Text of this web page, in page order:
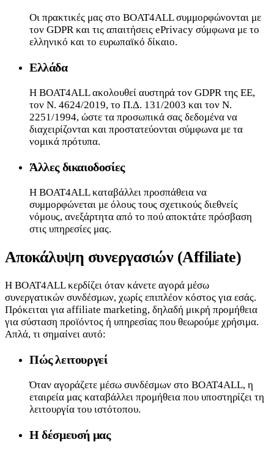
Οι πρακτικές μας στο BOAT4ALL συμμορφώνονται με
τον GDPR και τις απαιτήσεις ePrivacy σύμφωνα με το
ελληνικό και το ευρωπαϊκό δίκαιο.
Ελλάδα
Η BOAT4ALL ακολουθεί αυστηρά τον GDPR της ΕΕ,
τον Ν. 4624/2019, το Π.Δ. 131/2003 και τον Ν.
2251/1994, ώστε τα προσωπικά σας δεδομένα να
διαχειρίζονται και προστατεύονται σύμφωνα με τα
νομικά πρότυπα.
Άλλες δικαιοδοσίες
Η BOAT4ALL καταβάλλει προσπάθεια να
συμμορφώνεται με όλους τους σχετικούς διεθνείς
νόμους, ανεξάρτητα από το πού αποκτάτε πρόσβαση
στις υπηρεσίες μας.
Αποκάλυψη συνεργασιών (Affiliate)
Η BOAT4ALL κερδίζει όταν κάνετε αγορά μέσω
συνεργατικών συνδέσμων, χωρίς επιπλέον κόστος για εσάς.
Πρόκειται για affiliate marketing, δηλαδή μικρή προμήθεια
για σύσταση προϊόντος ή υπηρεσίας που θεωρούμε χρήσιμα.
Απλά, τι σημαίνει αυτό:
Πώς λειτουργεί
Όταν αγοράζετε μέσω συνδέσμων στο BOAT4ALL, η
εταιρεία μας καταβάλλει προμήθεια που υποστηρίζει τη
λειτουργία του ιστότοπου.
Η δέσμευσή μας